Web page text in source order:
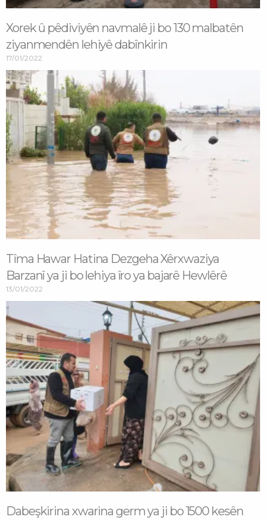
Xorek û pêdiviyên navmalê ji bo 130 malbatên
ziyanmendên lehiyê dabînkirin
17/01/2022
Tîma Hawar Hatina Dezgeha Xêrxwaziya
Barzanî ya ji bo lehiya îro ya bajarê Hewlêrê
13/01/2022
Dabeşkirina xwarina germ ya ji bo 1500 kesên